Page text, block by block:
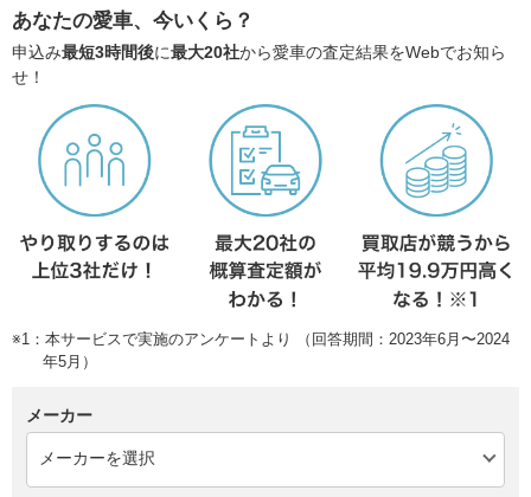
あなたの愛車、今いくら？
申込み最短3時間後に最大20社から愛車の査定結果をWebでお知ら
せ！
※1：本サービスで実施のアンケートより （回答期間：2023年6月〜2024
年5月）
メーカー